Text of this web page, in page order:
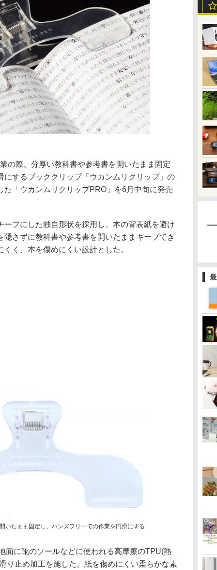
の際、分厚い教科書や参考書を開いたまま固定
にするブッククリップ「ウカンムリクリップ」の
た「ウカンムリクリップPRO」を6月中旬に発売
ーフにした独自形状を採用し、本の背表紙を避け
さずに教科書や参考書を開いたままキープでき
く、本を傷めにくい設計とした。
いたまま固定し、ハンズフリーでの作業を円滑にする
面に靴のソールなどに使われる高摩擦のTPU(熱
り止め加工を施した。紙を傷めにくい柔らかな素